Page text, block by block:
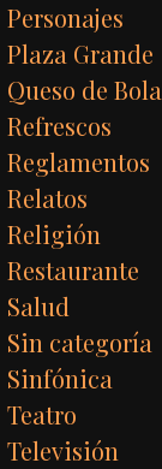
Personajes
Plaza Grande
Queso de Bola
Refrescos
Reglamentos
Relatos
Religión
Restaurante
Salud
Sin categoría
Sinfónica
Teatro
Televisión